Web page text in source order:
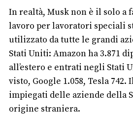
In realtà, Musk non è il solo a
lavoro per lavoratori speciali
utilizzato da tutte le grandi
Stati Uniti: Amazon ha 3.871
all’estero e entrati negli Stati
visto, Google 1.058, Tesla
impiegati delle aziende della
origine straniera.